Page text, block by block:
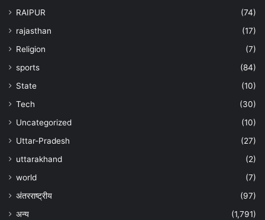
RAIPUR
(74)
rajasthan
(17)
Religion
(7)
sports
(84)
State
(10)
Tech
(30)
Uncategorized
(10)
Uttar-Pradesh
(27)
uttarakhand
(2)
world
(7)
अंतरराष्ट्रीय
(97)
अन्‍य
(1,791)